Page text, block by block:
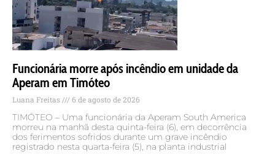
Funcionária morre após incêndio em unidade da
Aperam em Timóteo
Luana Freitas 6 de agosto de 2026
TIMÓTEO – Uma funcionária da Aperam South America
morreu na manhã desta quinta-feira (6), em decorrência
dos ferimentos sofridos durante um grave incêndio
registrado nesta quarta-feira (5), na planta industrial